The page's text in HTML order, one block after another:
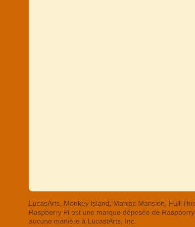
LucasArts, Monkey Island, Maniac Mansion, Full
Raspberry Pi est une marque déposée de
aucune manière à LucastArts, Inc.